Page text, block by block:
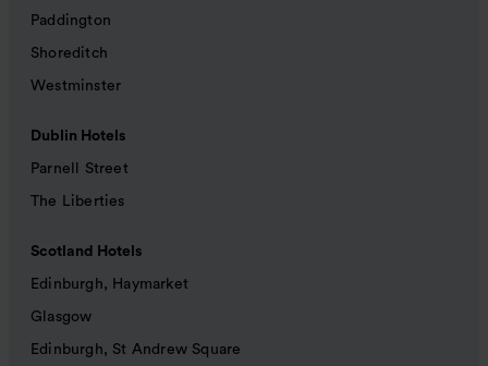
Paddington
Shoreditch
Westminster
Dublin Hotels
Parnell Street
The Liberties
Scotland Hotels
Edinburgh, Haymarket
Glasgow
Edinburgh, St Andrew Square